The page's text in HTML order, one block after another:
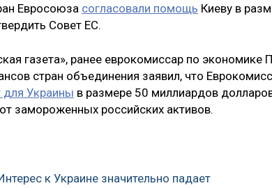
Евросоюза согласовали помощь Киеву в
Совет ЕС.
газета», ранее еврокомиссар по
стран объединения заявил, что
для Украины в размере 50 миллиардов
замороженных российских активов.
к Украине значительно падает